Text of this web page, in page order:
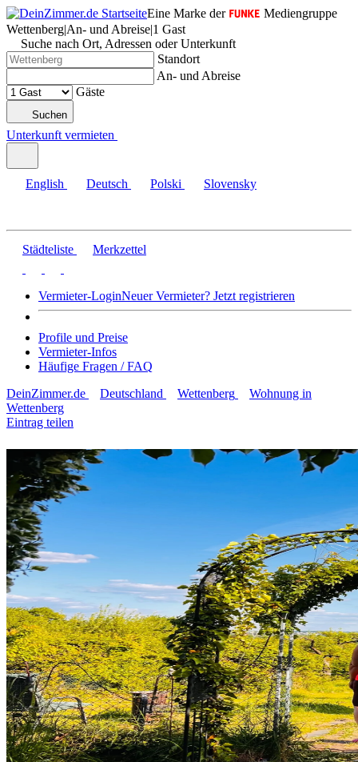
Eine Marke der
Mediengruppe
Wettenberg|An- und Abreise|1 Gast
Suche nach Ort, Adressen oder Unterkunft
Standort
An- und Abreise
Gäste
Suchen
Unterkunft vermieten
English Deutsch Polski Slovensky
Städteliste Merkzettel
Vermieter-LoginNeuer Vermieter? Jetzt registrieren
Profile und Preise
Vermieter-Infos
Häufige Fragen / FAQ
DeinZimmer.de
Deutschland Wettenberg
Wohnung in
Wettenberg
Eintrag teilen